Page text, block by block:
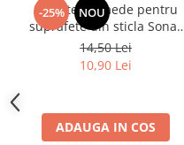
-25% NOU
Servetele umede pentru
suprafete din sticla Sonax
,10buc
14,50 Lei
10,90 Lei
ADAUGA IN COS